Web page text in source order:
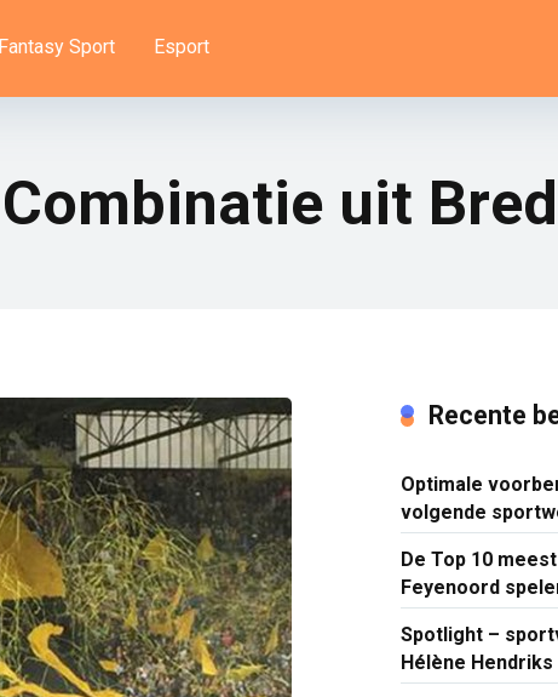
Fantasy Sport Esport
Combinatie uit
Recente
Optimale
volgende
De Top 10
Feyenoord
Spotlight –
Hélène Hendriks